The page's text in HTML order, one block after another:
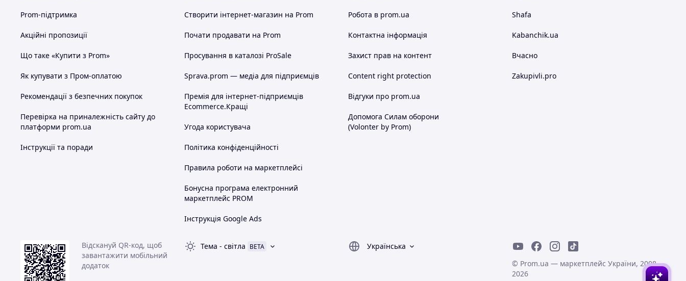
Prom-підтримка
Акційні пропозиції
Що таке «Купити з Prom»
Як купувати з Пром-оплатою
Рекомендації з безпечних покупок
Перевірка на приналежність сайту до
платформи prom.ua
Інструкції та поради
Створити інтернет-магазин на Prom
Почати продавати на Prom
Просування в каталозі ProSale
Sprava.prom — медіа для підприємців
Премія для інтернет-підприємців
Ecommerce.Кращі
Угода користувача
Політика конфіденційності
Правила роботи на маркетплейсі
Бонусна програма електронний
маркетплейс PROM
Інструкція Google Ads
Робота в prom.ua
Контактна інформація
Захист прав на контент
Content right protection
Відгуки про prom.ua
Допомога Силам оборони
(Volonter by Prom)
Shafa
Kabanchik.ua
Вчасно
Zakupivli.pro
Відскануй QR-код, щоб
завантажити мобільний
додаток
Тема - світла BETA
Українська
© Prom.ua — маркетплейс України, 2008-
2026